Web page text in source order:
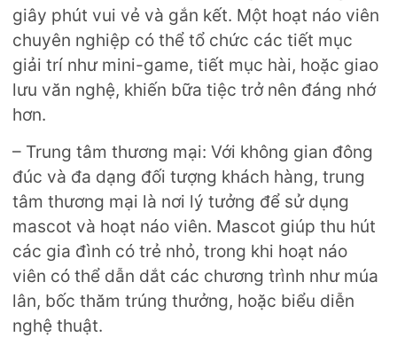
giây phút vui vẻ và gắn kết. Một hoạt náo viên
chuyên nghiệp có thể tổ chức các tiết mục
giải trí như mini-game, tiết mục hài, hoặc giao
lưu văn nghệ, khiến bữa tiệc trở nên đáng nhớ
hơn.
– Trung tâm thương mại:Với không gian đông
đúc và đa dạng đối tượng khách hàng, trung
tâm thương mại là nơi lý tưởng để sử dụng
mascot và hoạt náo viên. Mascot giúp thu hút
các gia đình có trẻ nhỏ, trong khi hoạt náo
viên có thể dẫn dắt các chương trình như múa
lân, bốc thăm trúng thưởng, hoặc biểu diễn
nghệ thuật.